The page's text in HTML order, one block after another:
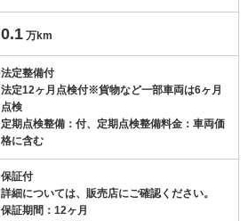
0.1 万km
法定整備付
法定12ヶ月点検付※貨物など一部車両は6ヶ月
点検
定期点検整備：付、定期点検整備料金：車両価
格に含む
保証付
詳細については、販売店にご確認ください。
保証期間：12ヶ月